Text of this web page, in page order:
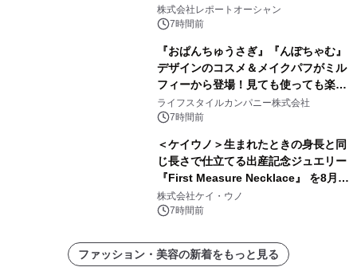
拡大が2035年の市場成長を牽引
株式会社レポートオーシャン
7時間前
『おぱんちゅうさぎ』『んぽちゃむ』
デザインのコスメ＆メイクパフがミル
フィーから登場！見ても使っても楽し
い、ポップでキュートなコレクショ
ン。
ライフスタイルカンパニー株式会社
7時間前
＜ケイウノ＞生まれたときの身長と同
じ長さで仕立てる出産記念ジュエリー
『First Measure Necklace』 を8月14
日(金)に発売
株式会社ケイ・ウノ
7時間前
ファッション・美容の新着をもっと見る